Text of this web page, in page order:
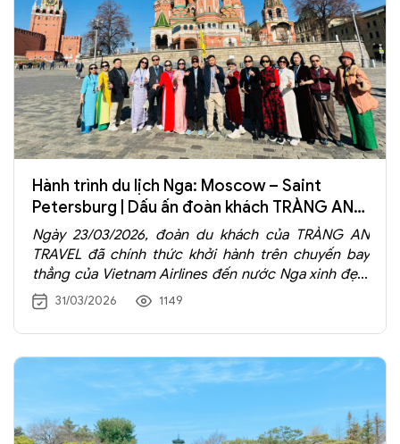
Hành trình du lịch Nga: Moscow – Saint
Petersburg | Dấu ấn đoàn khách TRÀNG AN
TRAVEL
Ngày 23/03/2026, đoàn du khách của TRÀNG AN
TRAVEL đã chính thức khởi hành trên chuyến bay
thẳng của Vietnam Airlines đến nước Nga xinh đẹp,
bắt đầu hành trình khám phá Moscow – Saint
Petersburg, hai thành phố biểu tượng mang đậm
dấu ấn lịch sử và nghệ thuật.
31/03/2026 1149